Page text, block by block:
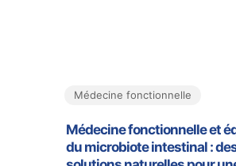
Médecine fonctionnelle
Médecine fonctionnelle et
du microbiote intestinal :